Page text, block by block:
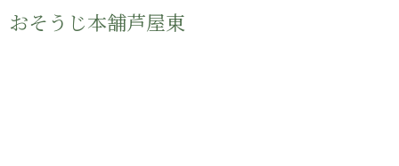
おそうじ本舗芦屋東